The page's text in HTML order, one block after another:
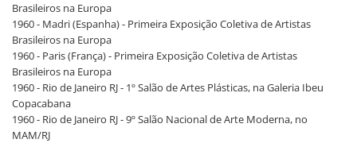
Brasileiros na Europa
1960 - Madri (Espanha) - Primeira Exposição Coletiva de Artistas
Brasileiros na Europa
1960 - Paris (França) - Primeira Exposição Coletiva de Artistas
Brasileiros na Europa
1960 - Rio de Janeiro RJ - 1º Salão de Artes Plásticas, na Galeria Ibeu
Copacabana
1960 - Rio de Janeiro RJ - 9º Salão Nacional de Arte Moderna, no
MAM/RJ